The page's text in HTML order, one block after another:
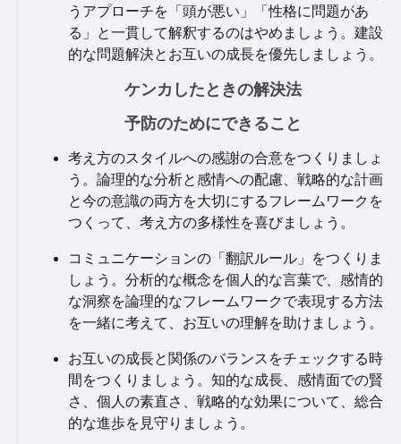
うアプローチを「頭が悪い」「性格に問題があ
る」と一貫して解釈するのはやめましょう。建設
的な問題解決とお互いの成長を優先しましょう。
ケンカしたときの解決法
予防のためにできること
考え方のスタイルへの感謝の合意をつくりましょ
う。論理的な分析と感情への配慮、戦略的な計画
と今の意識の両方を大切にするフレームワークを
つくって、考え方の多様性を喜びましょう。
コミュニケーションの「翻訳ルール」をつくりま
しょう。分析的な概念を個人的な言葉で、感情的
な洞察を論理的なフレームワークで表現する方法
を一緒に考えて、お互いの理解を助けましょう。
お互いの成長と関係のバランスをチェックする時
間をつくりましょう。知的な成長、感情面での賢
さ、個人の素直さ、戦略的な効果について、総合
的な進歩を見守りましょう。